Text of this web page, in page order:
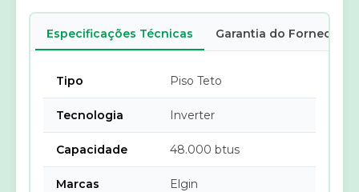
Especificações Técnicas Garantia do Fornecedor
Tipo Piso Teto
Tecnologia Inverter
Capacidade 48.000 btus
Marcas Elgin